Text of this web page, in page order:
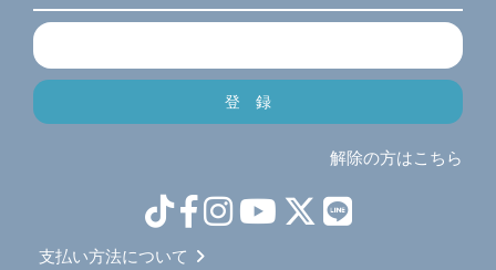
解除の方はこちら
支払い方法について